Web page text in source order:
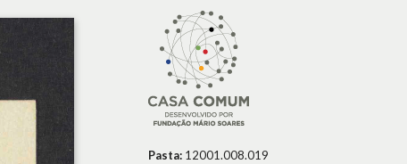
Pasta: 12001.008.019